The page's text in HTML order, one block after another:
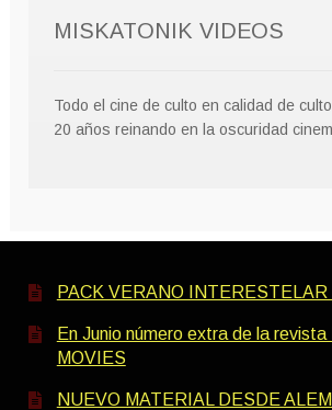
MISKATONIK VIDEOS
Todo el cine de culto en calidad de
20 años reinando en la oscuridad
PACK VERANO INTERESTELAR
En Junio número extra de la
MOVIES
NUEVO MATERIAL DESDE